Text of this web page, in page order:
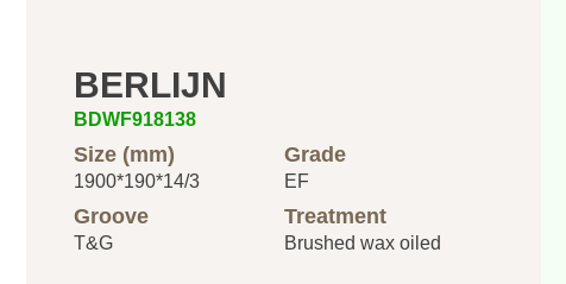
BERLIJN
BDWF918138
Size (mm)
1900*190*14/3
Grade
EF
Groove
T&G
Treatment
Brushed wax oiled